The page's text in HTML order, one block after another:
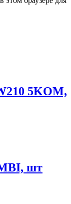
5KOM,
шт